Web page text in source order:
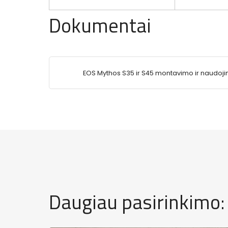
Dokumentai
EOS Mythos S35 ir S45 montavimo ir
Daugiau pasirinkimo: